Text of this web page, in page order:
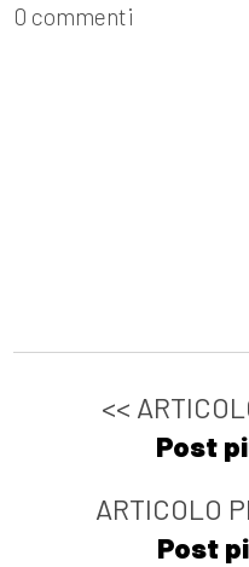
0 commenti
<<
Post
ARTICOLO
Post